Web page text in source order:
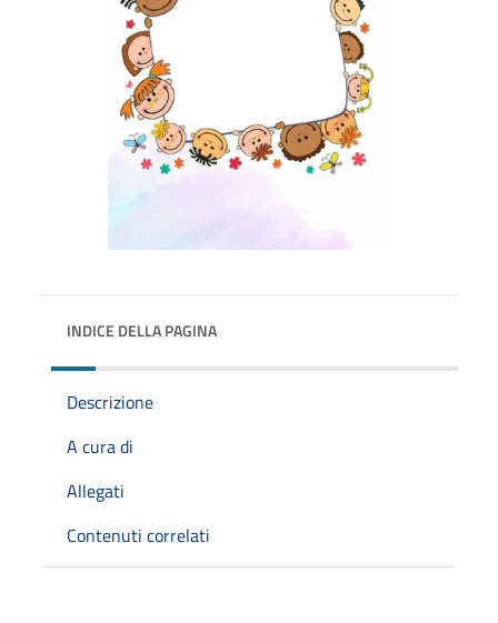
INDICE DELLA PAGINA
Descrizione
A cura di
Allegati
Contenuti correlati